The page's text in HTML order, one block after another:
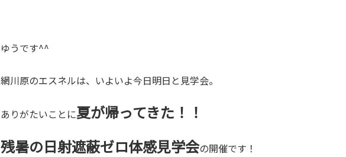
ゆうです^^
網川原のエスネルは、いよいよ今日明日と見学会。
ありがたいことに夏が帰ってきた！！
残暑の日射遮蔽ゼロ体感見学会の開催です！